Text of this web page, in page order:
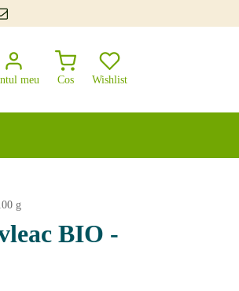
meu Cos Wishlist
g
BIO -